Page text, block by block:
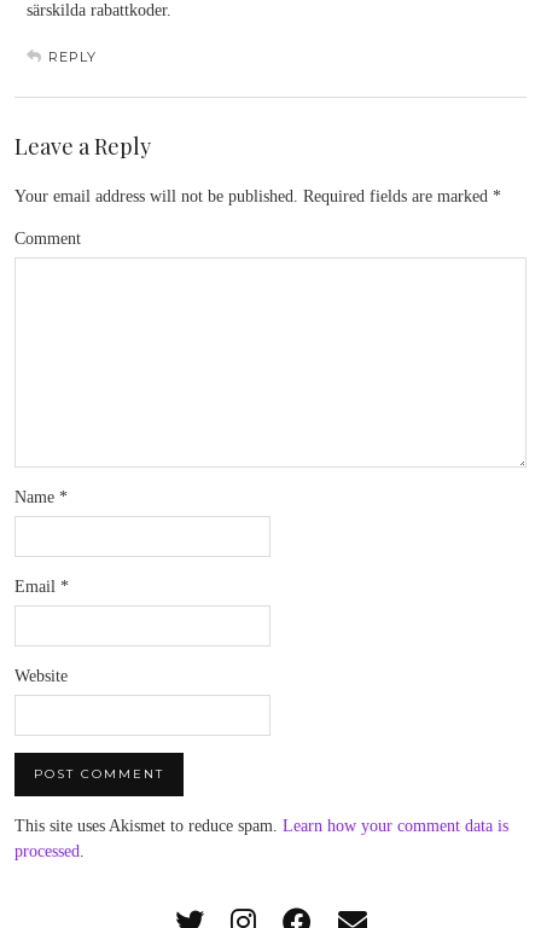
särskilda rabattkoder.
REPLY
Leave a Reply
Your email address will not be published. Required fields are marked *
Comment
Name *
Email *
Website
This site uses Akismet to reduce spam. Learn how your comment data is
processed.